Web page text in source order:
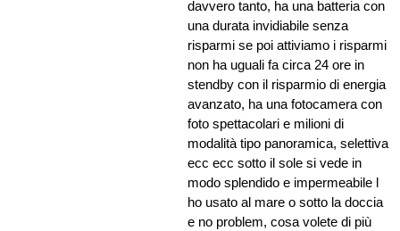
davvero tanto, ha una batteria con
una durata invidiabile senza
risparmi se poi attiviamo i risparmi
non ha uguali fa circa 24 ore in
stendby con il risparmio di energia
avanzato, ha una fotocamera con
foto spettacolari e milioni di
modalità tipo panoramica, selettiva
ecc ecc sotto il sole si vede in
modo splendido e impermeabile l
ho usato al mare o sotto la doccia
e no problem, cosa volete di più